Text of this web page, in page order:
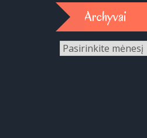
Archyvai
Archyvai